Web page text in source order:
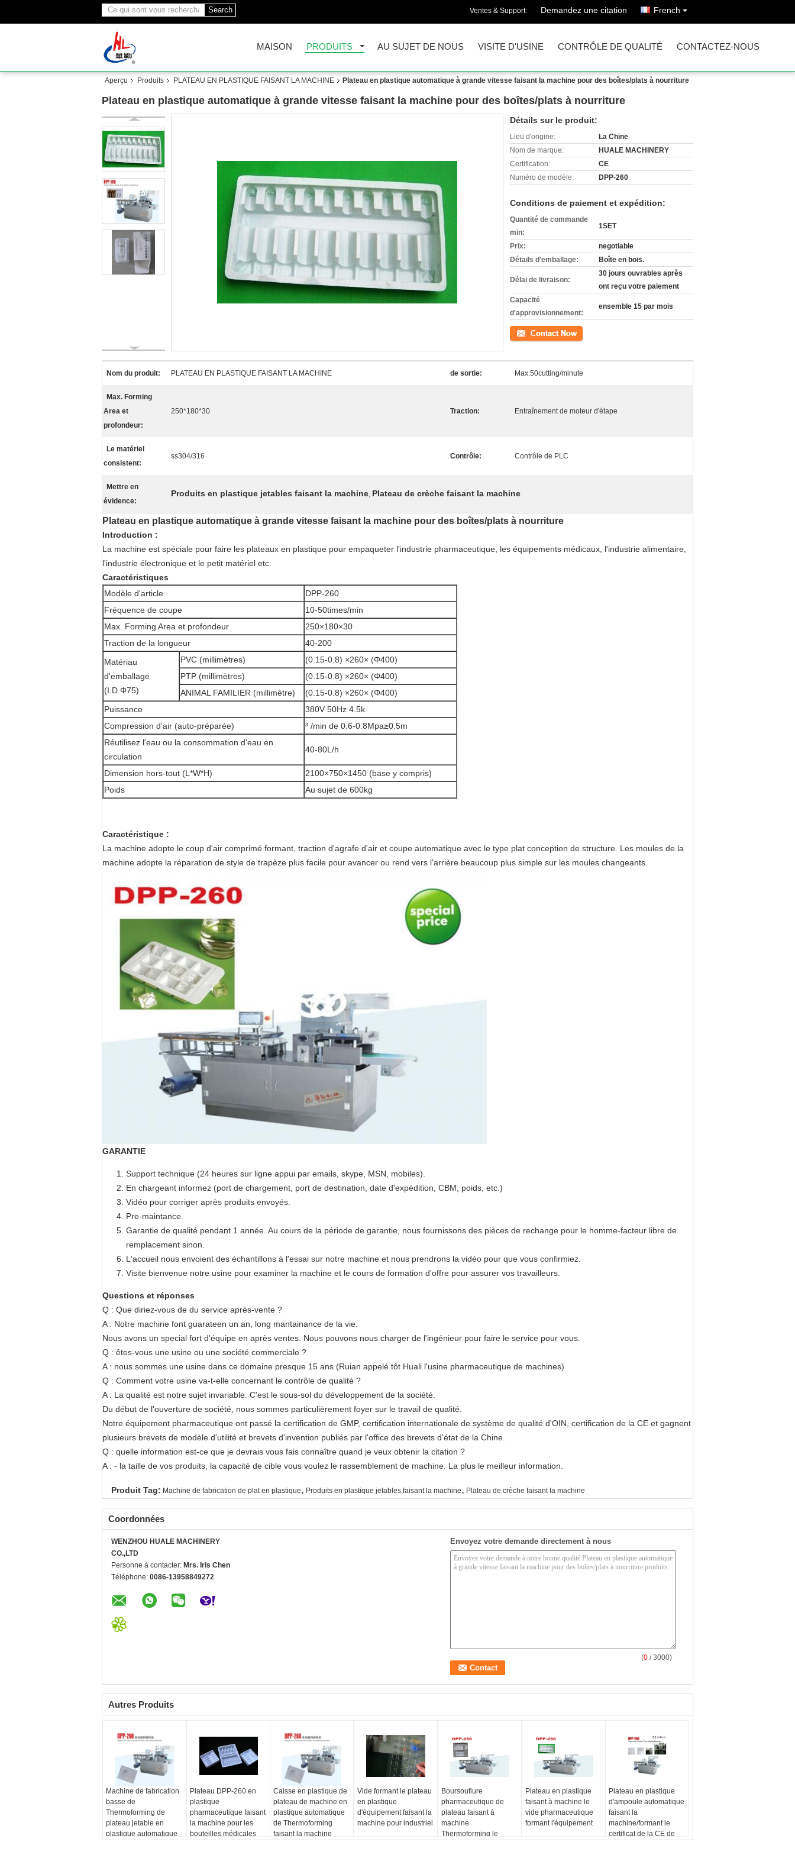
Search Ventes & Support: Demandez une citation French
MAISON PRODUITS AU SUJET DE NOUS VISITE D'USINE CONTRÔLE DE QUALITÉ CONTACTEZ-NOUS
Aperçu Produits PLATEAU EN PLASTIQUE FAISANT LA MACHINE Plateau en plastique automatique à grande vitesse faisant la machine pour des boîtes/plats à nourriture
Plateau en plastique automatique à grande vitesse faisant la machine pour des boîtes/plats à nourriture
Détails sur le produit:
Lieu d'origine:
La Chine
Nom de marque:
HUALE MACHINERY
Certification:
CE
Numéro de modèle:
DPP-260
Conditions de paiement et expédition:
Quantité de commande
min:
1SET
Prix:
negotiable
Détails d'emballage:
Boîte en bois.
Délai de livraison:
30 jours ouvrables après
ont reçu votre paiement
Capacité
d'approvisionnement:
ensemble 15 par mois
Contact
Nom du produit: PLATEAU EN PLASTIQUE FAISANT LA MACHINE de sortie: Max.50cutting/minute
Max. Forming
Area et
profondeur:
250*180*30 Traction: Entraînement de moteur d'étape
Le matériel
consistent:
ss304/316 Contrôle: Contrôle de PLC
Mettre en
évidence:
Produits en plastique jetables faisant la machine, Plateau de crèche faisant la machine
Plateau en plastique automatique à grande vitesse faisant la machine pour des boîtes/plats à nourriture
Introduction :
La machine est spéciale pour faire les plateaux en plastique pour empaqueter l'industrie pharmaceutique, les équipements médicaux, l'industrie alimentaire,
l'industrie électronique et le petit matériel etc.
Caractéristiques
Modèle d'article
DPP-260
Fréquence de coupe
10-50times/min
Max. Forming Area et profondeur
250×180×30
Traction de la longueur
40-200
Matériau
d'emballage
(I.D.Φ75)
PVC (millimètres)
(0.15-0.8) ×260× (Φ400)
PTP (millimètres)
(0.15-0.8) ×260× (Φ400)
ANIMAL FAMILIER (millimètre)
(0.15-0.8) ×260× (Φ400)
Puissance
380V 50Hz 4.5k
Compression d'air (auto-préparée)
³ /min de 0.6-0.8Mpa≥0.5m
Réutilisez l'eau ou la consommation d'eau en
circulation
40-80L/h
Dimension hors-tout (L*W*H)
2100×750×1450 (base y compris)
Poids
Au sujet de 600kg
Caractéristique :
La machine adopte le coup d'air comprimé formant, traction d'agrafe d'air et coupe automatique avec le type plat conception de structure. Les moules de la
machine adopte la réparation de style de trapèze plus facile pour avancer ou rend vers l'arrière beaucoup plus simple sur les moules changeants.
GARANTIE
Support technique (24 heures sur ligne appui par emails, skype, MSN, mobiles).
En chargeant informez (port de chargement, port de destination, date d'expédition, CBM, poids, etc.)
Vidéo pour corriger après produits envoyés.
Pre-maintance.
Garantie de qualité pendant 1 année. Au cours de la période de garantie, nous fournissons des pièces de rechange pour le homme-facteur libre de
remplacement sinon.
L'accueil nous envoient des échantillons à l'essai sur notre machine et nous prendrons la vidéo pour que vous confirmiez.
Visite bienvenue notre usine pour examiner la machine et le cours de formation d'offre pour assurer vos travailleurs.
Questions et réponses
Q : Que diriez-vous de du service après-vente ?
A : Notre machine font guarateen un an, long mantainance de la vie.
Nous avons un special fort d'équipe en après ventes. Nous pouvons nous charger de l'ingénieur pour faire le service pour vous.
Q : êtes-vous une usine ou une société commerciale ?
A : nous sommes une usine dans ce domaine presque 15 ans (Ruian appelé tôt Huali l'usine pharmaceutique de machines)
Q : Comment votre usine va-t-elle concernant le contrôle de qualité ?
A : La qualité est notre sujet invariable. C'est le sous-sol du développement de la société.
Du début de l'ouverture de société, nous sommes particulièrement foyer sur le travail de qualité.
Notre équipement pharmaceutique ont passé la certification de GMP, certification internationale de système de qualité d'OIN, certification de la CE et gagnent
plusieurs brevets de modèle d'utilité et brevets d'invention publiés par l'office des brevets d'état de la Chine.
Q : quelle information est-ce que je devrais vous fais connaître quand je veux obtenir la citation ?
A : - la taille de vos produits, la capacité de cible vous voulez le rassemblement de machine. La plus le meilleur information.
Produit Tag: Machine de fabrication de plat en plastique, Produits en plastique jetables faisant la machine, Plateau de crèche faisant la machine
Coordonnées
WENZHOU HUALE MACHINERY
CO.,LTD
Personne à contacter: Mrs. Iris Chen
Téléphone: 0086-13958849272
Envoyez votre demande directement à nous
(0 / 3000)
Autres Produits
Machine de fabrication
basse de
Thermoforming de
plateau jetable en
plastique automatique
Plateau DPP-260 en
plastique
pharmaceutique faisant
la machine pour les
bouteilles médicales
Caisse en plastique de
plateau de machine en
plastique automatique
de Thermoforming
faisant la machine
Vide formant le plateau
en plastique
d'équipement faisant la
machine pour industriel
Boursouflure
pharmaceutique de
plateau faisant à
machine
Thermoforming le
Plateau en plastique
faisant à machine le
vide pharmaceutique
formant l'équipement
Plateau en plastique
d'ampoule automatique
faisant la
machine/formant le
certificat de la CE de